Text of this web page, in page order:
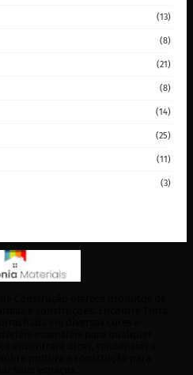
(13)
(8)
(21)
(8)
(14)
(25)
(11)
(3)